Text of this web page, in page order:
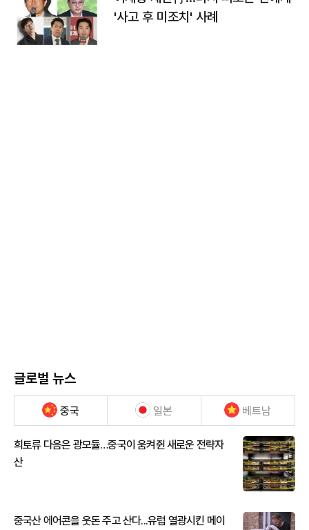
'사고 후 미조치' 사례
글로벌 뉴스
중국 일본 베트남
희토류 다음은 광모듈…중국이 움켜쥔 새로운 전략자
산
중국산 에어콘을 웃돈 주고 산다...유럽 열광시킨 메이